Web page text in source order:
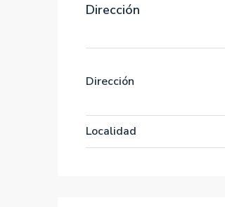
Dirección
Dirección
Localidad